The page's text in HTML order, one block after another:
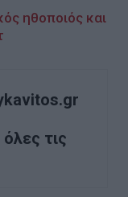
ηθοποιός και
τις